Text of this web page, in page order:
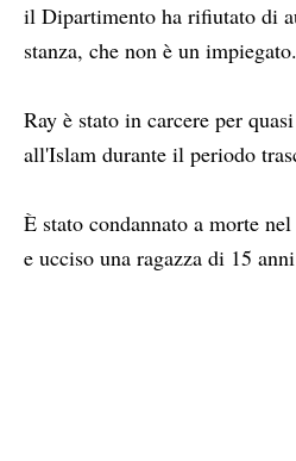
il Dipartimento ha rifiutato di
stanza, che non è un impiegato.
Ray è stato in carcere per
all'Islam durante il periodo
È stato condannato a morte
e ucciso una ragazza di 15